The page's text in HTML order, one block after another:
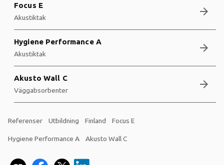
Focus E
Akustiktak arrow_forward
Hygiene Performance A
Akustiktak arrow_forward
Akusto Wall C
Väggabsorbenter arrow_forward
Referenser Utbildning Finland Focus E
Hygiene Performance A Akusto Wall C